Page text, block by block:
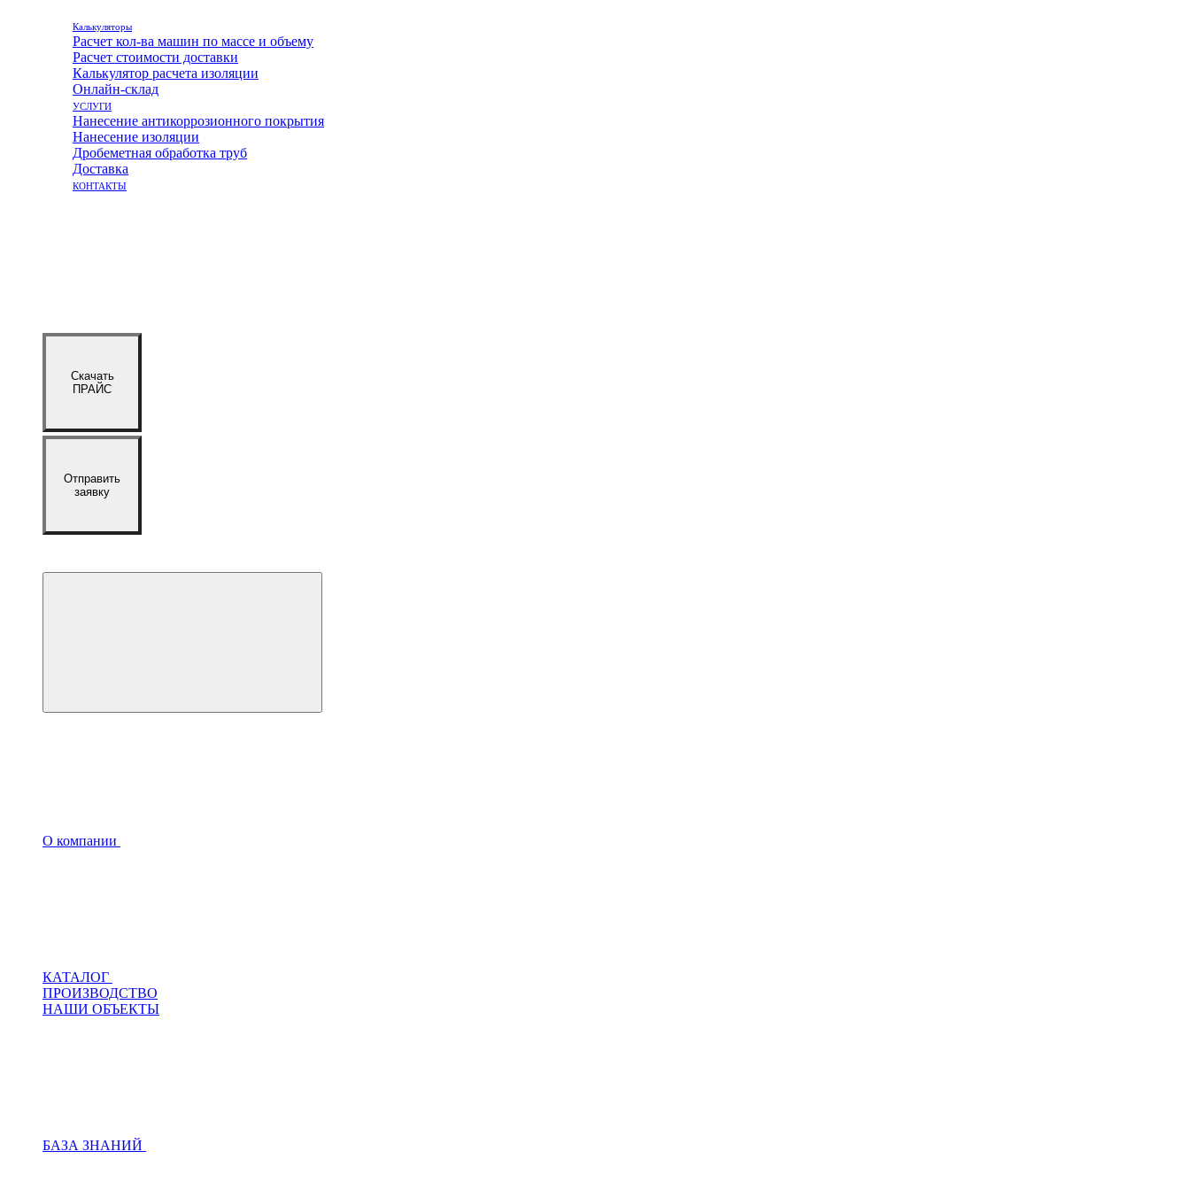
Калькуляторы
Расчет кол-ва машин по массе и объему
Расчет стоимости доставки
Калькулятор расчета изоляции
Онлайн-склад
УСЛУГИ
Нанесение антикоррозионного покрытия
Нанесение изоляции
Дробеметная обработка труб
Доставка
КОНТАКТЫ
Скачать
ПРАЙС
Отправить
заявку
О компании
КАТАЛОГ
ПРОИЗВОДСТВО
НАШИ ОБЪЕКТЫ
БАЗА ЗНАНИЙ